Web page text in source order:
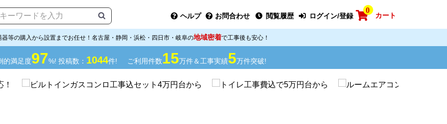
ヘルプ お問合わせ 閲覧履歴 ログイン/登録
0
カート
等の購入から設置までお任せ！名古屋・静岡・浜松・四日市・岐阜の地域密着で工事後も安心！
的満足度97%! 投稿数： 1044件! ご利用件数15万件＆工事実績5万件突破!